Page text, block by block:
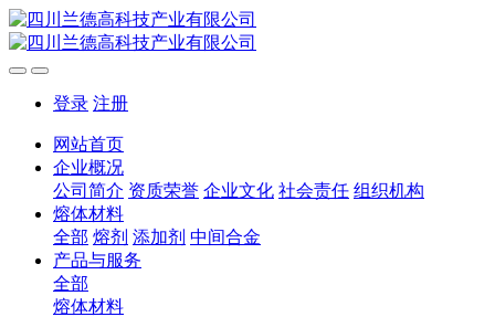
登录 注册
网站首页
企业概况
公司简介 资质荣誉 企业文化 社会责任 组织机构
熔体材料
全部 熔剂 添加剂 中间合金
产品与服务
全部
熔体材料